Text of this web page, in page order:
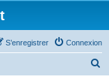
Connexion
S’enregistrer